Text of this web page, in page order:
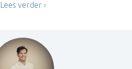
Lees verder